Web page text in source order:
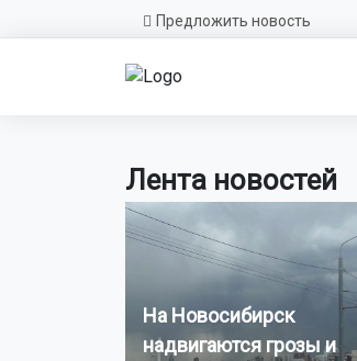
Предложить новость
Лента новостей
На Новосибирск
надвигаются грозы и